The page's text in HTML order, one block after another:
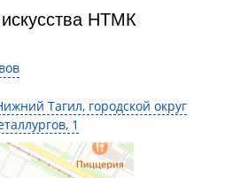
Тагил, городской округ
1
НТМК